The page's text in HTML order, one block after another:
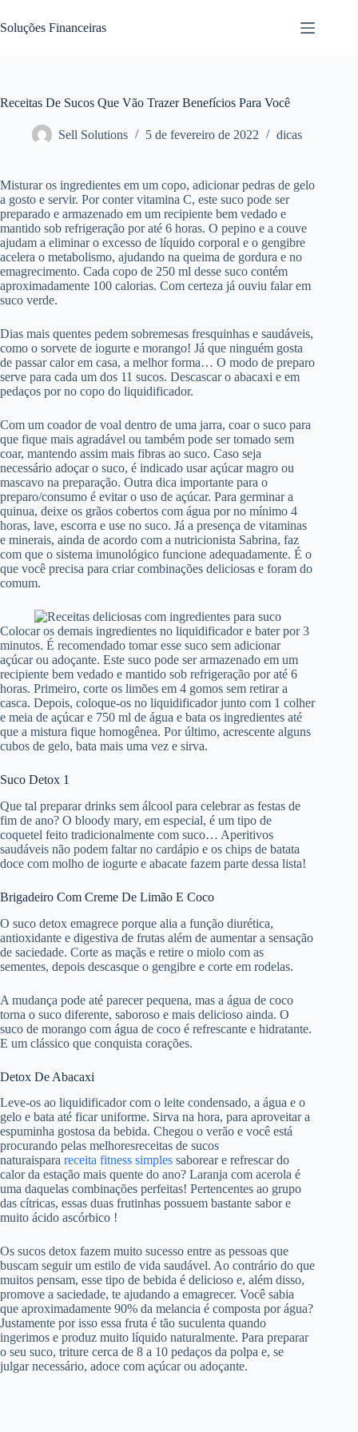
para
o
Soluções Financeiras
Receitas De Sucos Que Vão Trazer Benefícios Para Você
Sell Solutions 5 de fevereiro de 2022 dicas
Misturar os ingredientes em um copo, adicionar pedras de gelo
a gosto e servir. Por conter vitamina C, este suco pode ser
preparado e armazenado em um recipiente bem vedado e
mantido sob refrigeração por até 6 horas. O pepino e a couve
ajudam a eliminar o excesso de líquido corporal e o gengibre
acelera o metabolismo, ajudando na queima de gordura e no
emagrecimento. Cada copo de 250 ml desse suco contém
aproximadamente 100 calorias. Com certeza já ouviu falar em
suco verde.
Dias mais quentes pedem sobremesas fresquinhas e saudáveis,
como o sorvete de iogurte e morango! Já que ninguém gosta
de passar calor em casa, a melhor forma… O modo de preparo
serve para cada um dos 11 sucos. Descascar o abacaxi e em
pedaços por no copo do liquidificador.
Com um coador de voal dentro de uma jarra, coar o suco para
que fique mais agradável ou também pode ser tomado sem
coar, mantendo assim mais fibras ao suco. Caso seja
necessário adoçar o suco, é indicado usar açúcar magro ou
mascavo na preparação. Outra dica importante para o
preparo/consumo é evitar o uso de açúcar. Para germinar a
quinua, deixe os grãos cobertos com água por no mínimo 4
horas, lave, escorra e use no suco. Já a presença de vitaminas
e minerais, ainda de acordo com a nutricionista Sabrina, faz
com que o sistema imunológico funcione adequadamente. É o
que você precisa para criar combinações deliciosas e foram do
comum.
Colocar os demais ingredientes no liquidificador e bater por 3
minutos. É recomendado tomar esse suco sem adicionar
açúcar ou adoçante. Este suco pode ser armazenado em um
recipiente bem vedado e mantido sob refrigeração por até 6
horas. Primeiro, corte os limões em 4 gomos sem retirar a
casca. Depois, coloque-os no liquidificador junto com 1 colher
e meia de açúcar e 750 ml de água e bata os ingredientes até
que a mistura fique homogênea. Por último, acrescente alguns
cubos de gelo, bata mais uma vez e sirva.
Suco Detox 1
Que tal preparar drinks sem álcool para celebrar as festas de
fim de ano? O bloody mary, em especial, é um tipo de
coquetel feito tradicionalmente com suco… Aperitivos
saudáveis não podem faltar no cardápio e os chips de batata
doce com molho de iogurte e abacate fazem parte dessa lista!
Brigadeiro Com Creme De Limão E Coco
O suco detox emagrece porque alia a função diurética,
antioxidante e digestiva de frutas além de aumentar a sensação
de saciedade. Corte as maçãs e retire o miolo com as
sementes, depois descasque o gengibre e corte em rodelas.
A mudança pode até parecer pequena, mas a água de coco
torna o suco diferente, saboroso e mais delicioso ainda. O
suco de morango com água de coco é refrescante e hidratante.
E um clássico que conquista corações.
Detox De Abacaxi
Leve-os ao liquidificador com o leite condensado, a água e o
gelo e bata até ficar uniforme. Sirva na hora, para aproveitar a
espuminha gostosa da bebida. Chegou o verão e você está
procurando pelas melhoresreceitas de sucos
naturaispara receita fitness simples saborear e refrescar do
calor da estação mais quente do ano? Laranja com acerola é
uma daquelas combinações perfeitas! Pertencentes ao grupo
das cítricas, essas duas frutinhas possuem bastante sabor e
muito ácido ascórbico !
Os sucos detox fazem muito sucesso entre as pessoas que
buscam seguir um estilo de vida saudável. Ao contrário do que
muitos pensam, esse tipo de bebida é delicioso e, além disso,
promove a saciedade, te ajudando a emagrecer. Você sabia
que aproximadamente 90% da melancia é composta por água?
Justamente por isso essa fruta é tão suculenta quando
ingerimos e produz muito líquido naturalmente. Para preparar
o seu suco, triture cerca de 8 a 10 pedaços da polpa e, se
julgar necessário, adoce com açúcar ou adoçante.